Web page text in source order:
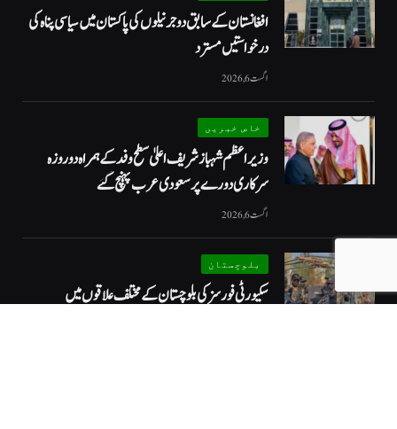
افغانستان کے سابق دو جرنیلوں کی پاکستان میں سیاسی پناہ کی
درخواستیں مسترد
اگست 6, 2026
خاص خبریں
وزیراعظم شہبازشریف اعلیٰ سطح وفد کے ہمراہ دو روزه
سرکاری دورے پر سعودی عرب پہنچ گئے
اگست 6, 2026
بلوچستان
سکیورٹی فورسز کی بلوچستان کے مختلف علاقوں میں